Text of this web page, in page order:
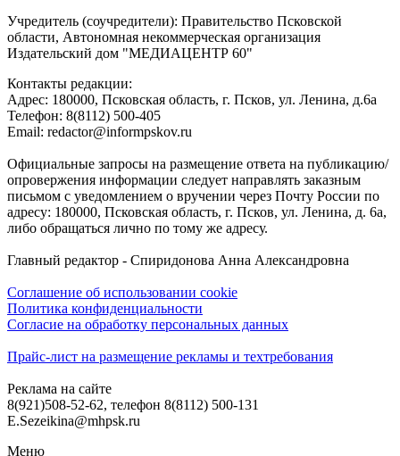
Учредитель (соучредители): Правительство Псковской
области, Автономная некоммерческая организация
Издательский дом "МЕДИАЦЕНТР 60"
Контакты редакции:
Адреc: 180000, Псковская область, г. Псков, ул. Ленина, д.6а
Телефон: 8(8112) 500-405
Email: redactor@informpskov.ru
Официальные запросы на размещение ответа на публикацию/
опровержения информации следует направлять заказным
письмом с уведомлением о вручении через Почту России по
адресу: 180000, Псковская область, г. Псков, ул. Ленина, д. 6а,
либо обращаться лично по тому же адресу.
Главный редактор - Спиридонова Анна Александровна
Соглашение об использовании cookie
Политика конфиденциальности
Согласие на обработку персональных данных
Прайс-лист на размещение рекламы и техтребования
Реклама на сайте
8(921)508-52-62, телефон 8(8112) 500-131
E.Sezeikina@mhpsk.ru
Меню